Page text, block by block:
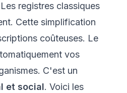
registres classiques
Cette simplification
coûteuses. Le
vos
C'est un
et social. Voici les